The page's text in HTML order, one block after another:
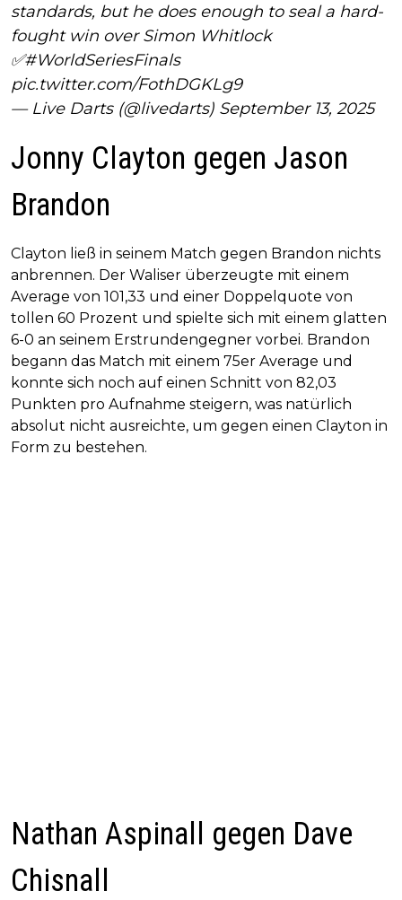
standards, but he does enough to seal a hard-
fought win over Simon Whitlock
✅#WorldSeriesFinals
pic.twitter.com/FothDGKLg9
— Live Darts (@livedarts) September 13, 2025
Jonny Clayton gegen Jason
Brandon
Clayton ließ in seinem Match gegen Brandon nichts
anbrennen. Der Waliser überzeugte mit einem
Average von 101,33 und einer Doppelquote von
tollen 60 Prozent und spielte sich mit einem glatten
6-0 an seinem Erstrundengegner vorbei. Brandon
begann das Match mit einem 75er Average und
konnte sich noch auf einen Schnitt von 82,03
Punkten pro Aufnahme steigern, was natürlich
absolut nicht ausreichte, um gegen einen Clayton in
Form zu bestehen.
Nathan Aspinall gegen Dave
Chisnall